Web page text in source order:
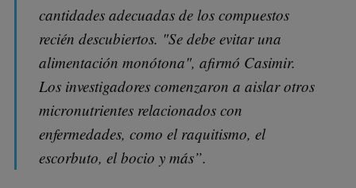
cantidades adecuadas de los compuestos
recién descubiertos. "Se debe evitar una
alimentación monótona", afirmó Casimir.
Los investigadores comenzaron a aislar otros
micronutrientes relacionados con
enfermedades, como el raquitismo, el
escorbuto, el bocio y más”.